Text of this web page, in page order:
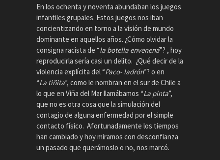
En los ochenta y noventa abundaban los juegos
infantiles grupales. Estos juegos nos iban
concientizando en torno a la visión de mundo
dominante en aquellos años. ¿Cómo olvidar la
consigna racista de “la botella envenená”? , hoy
reproducirla sería casi un delito. ¿Qué decir de la
violencia explícita del “Paco- ladrón”? o en
“La tiñita”, como le nombran en el sur de Chile a
lo que en Viña del Mar llamábamos “La pinta”,
que no es otra cosa que la simulación del
contagio de alguna enfermedad por el simple
contacto físico. Afortunadamente los tiempos
han cambiado y hoy miramos con desconfianza
un pasado que querámoslo o no, nos marcó.